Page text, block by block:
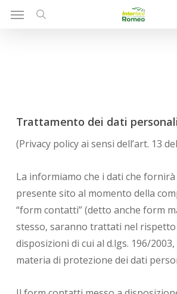
SkipMenu
Trattamento dei dati
(Privacy policy ai sensi dell’art. 13
La informiamo che i dati che
presente sito al momento della
“form contatti” (detto anche form
stesso, saranno trattati nel rispetto
disposizioni di cui al d.lgs. 196/2003,
materia di protezione dei dati